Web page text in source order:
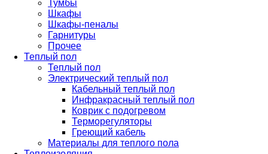
Тумбы
Шкафы
Шкафы-пеналы
Гарнитуры
Прочее
Теплый пол
Теплый пол
Электрический теплый пол
Кабельный теплый пол
Инфракрасный теплый пол
Коврик с подогревом
Терморегуляторы
Греющий кабель
Материалы для теплого пола